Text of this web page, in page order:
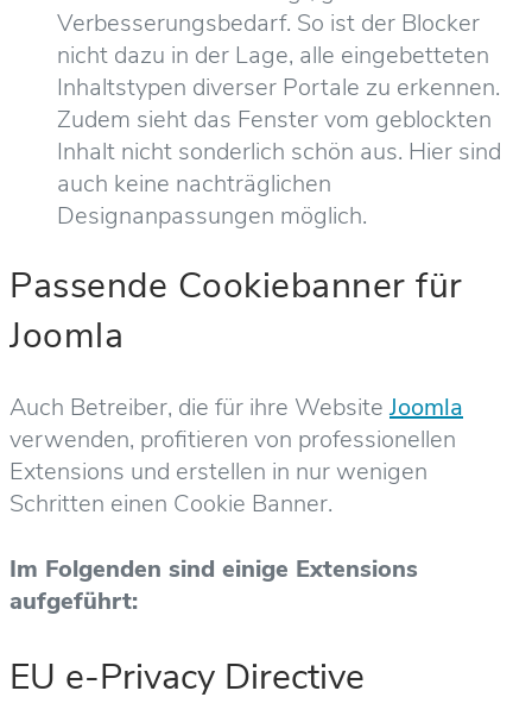
Verbesserungsbedarf. So ist der Blocker
nicht dazu in der Lage, alle eingebetteten
Inhaltstypen diverser Portale zu erkennen.
Zudem sieht das Fenster vom geblockten
Inhalt nicht sonderlich schön aus. Hier sind
auch keine nachträglichen
Designanpassungen möglich.
Passende Cookiebanner für
Joomla
Auch Betreiber, die für ihre Website Joomla
verwenden, profitieren von professionellen
Extensions und erstellen in nur wenigen
Schritten einen Cookie Banner.
Im Folgenden sind einige Extensions
aufgeführt:
EU e-Privacy Directive